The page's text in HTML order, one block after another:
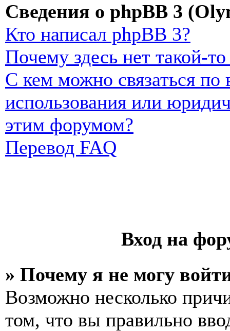
Сведения о phpBB 3
Кто написал phpBB 3?
Почему здесь нет такой-
С кем можно связаться по
использования или
этим форумом?
Перевод FAQ
Вход на
» Почему я не могу
Возможно несколько
том, что вы правильно